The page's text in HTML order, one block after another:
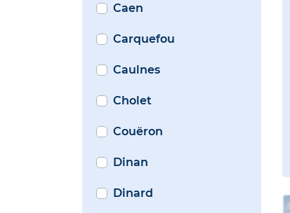
Caen
Carquefou
Caulnes
Cholet
Couëron
Dinan
Dinard